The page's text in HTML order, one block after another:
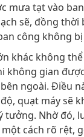
mưa tạt vào
sẽ, đồng
công không
khác không
không gian
ngoài. Điều
quạt máy sẽ
tưởng. Nhờ đó,
cách rõ rệt,